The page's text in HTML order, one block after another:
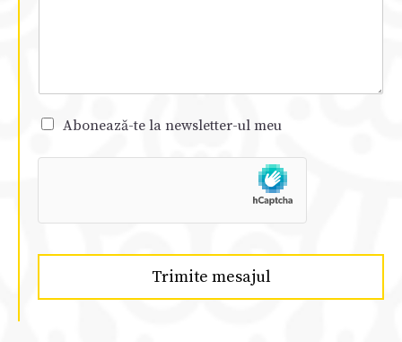
Abonează-te la newsletter-ul meu
Trimite mesajul